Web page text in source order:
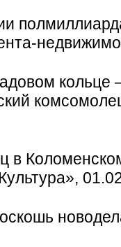
кольце
в